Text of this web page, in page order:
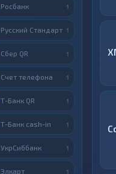
Росбанк 1
Русский Стандарт 1
Сбер QR 1
Счет телефона 1
Т-Банк QR 1
Т-Банк cash-in 1
УкрСиббанк 1
Элкарт 1